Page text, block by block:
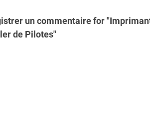
un commentaire for
de Pilotes"